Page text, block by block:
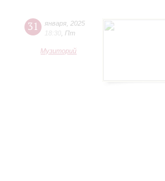
31 января 2025
18:30 Пт
Музиторий